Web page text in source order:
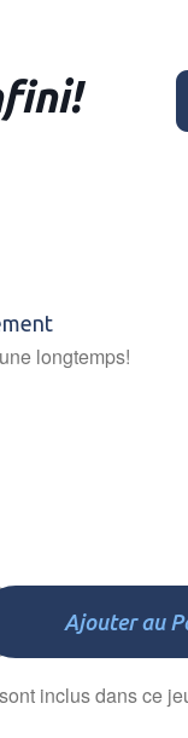
longtemps!
Ajouter au
inclus dans ce